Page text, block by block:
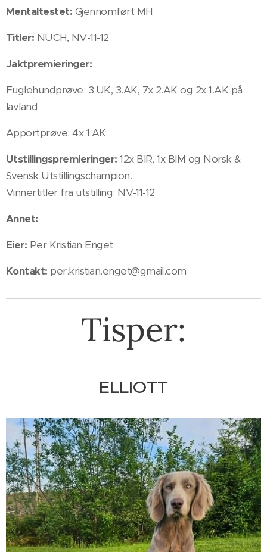
Mentaltestet: Gjennomført MH
Titler: NUCH, NV-11-12
Jaktpremieringer:
Fuglehundprøve: 3.UK, 3.AK, 7x 2.AK og 2x 1.AK på
lavland
Apportprøve: 4x 1.AK
Utstillingspremieringer: 12x BIR, 1x BIM og Norsk &
Svensk Utstillingschampion.
Vinnertitler fra utstilling: NV-11-12
Annet:
Eier: Per Kristian Enget
Kontakt: per.kristian.enget@gmail.com
Tisper:
ELLIOTT